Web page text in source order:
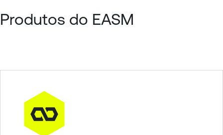
Produtos do EASM